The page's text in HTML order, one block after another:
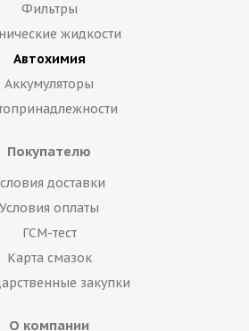
Фильтры
жидкости
Автохимия
Аккумуляторы
Покупателю
доставки
Условия оплаты
ГСМ-тест
Карта смазок
закупки
О компании